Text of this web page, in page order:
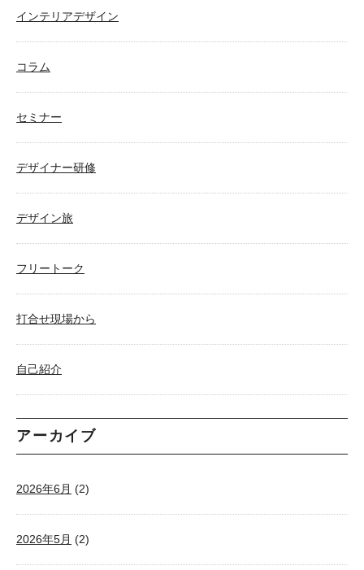
インテリアデザイン
コラム
セミナー
デザイナー研修
デザイン旅
フリートーク
打合せ現場から
自己紹介
アーカイブ
2026年6月 (2)
2026年5月 (2)